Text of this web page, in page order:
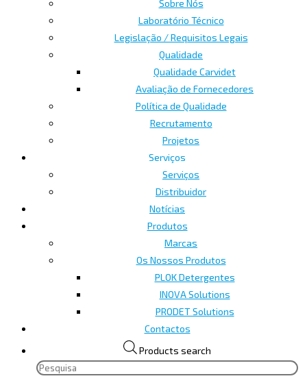
Sobre Nós
Laboratório Técnico
Legislação / Requisitos Legais
Qualidade
Qualidade Carvidet
Avaliação de Fornecedores
Política de Qualidade
Recrutamento
Projetos
Serviços
Serviços
Distribuidor
Notícias
Produtos
Marcas
Os Nossos Produtos
PLOK Detergentes
INOVA Solutions
PRODET Solutions
Contactos
Products search